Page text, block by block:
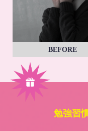
BEFORE
勉強習